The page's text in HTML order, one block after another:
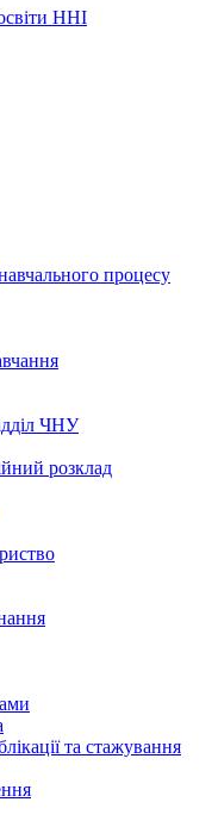
ННІ
процесу
ЧНУ
розклад
та стажування